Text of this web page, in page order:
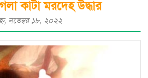
কাটা মরদেহ উদ্ধার
নভেম্বর ১৮, ২০২২